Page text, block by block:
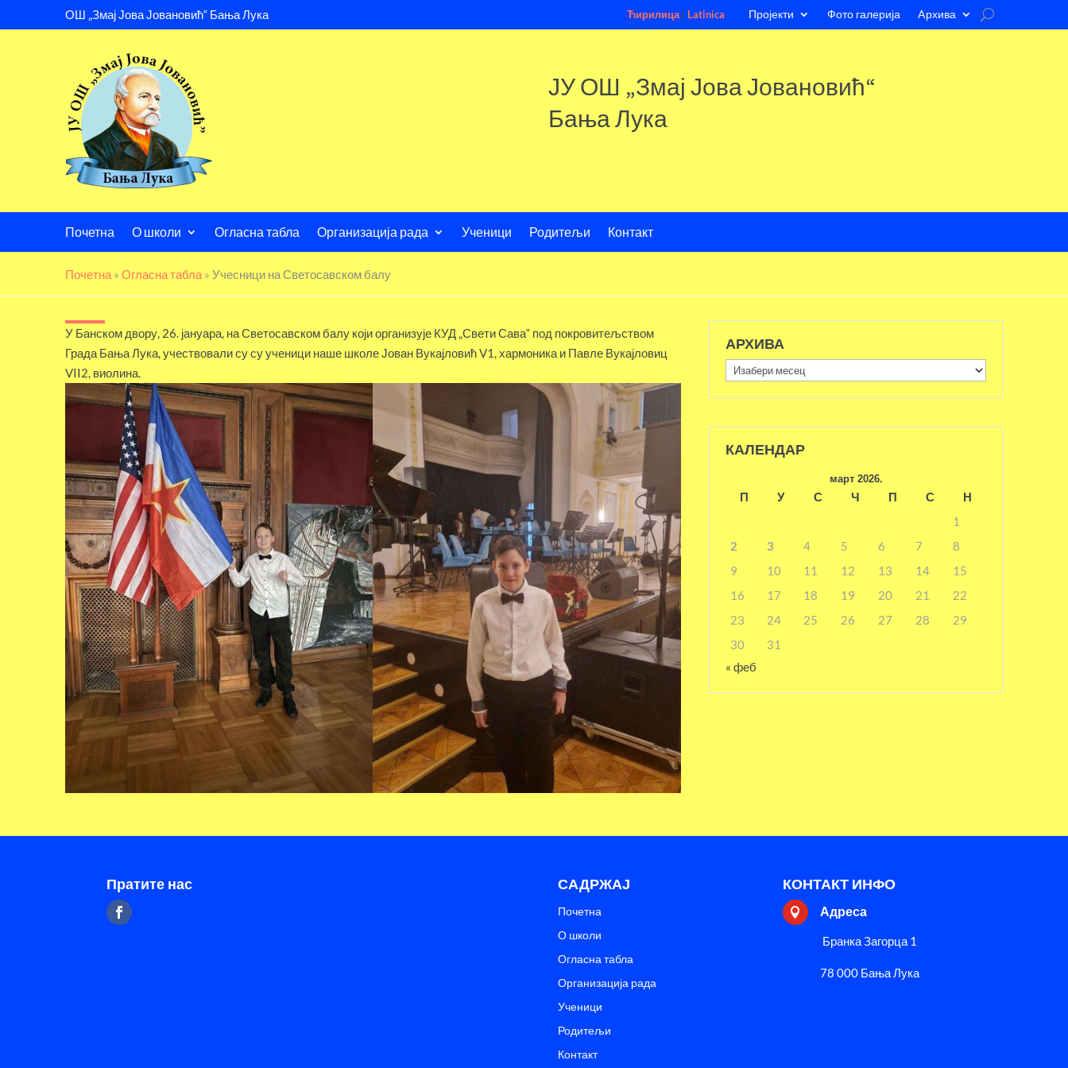
ОШ „Змај Јова Јовановић“ Бања Лука Пројекти Фото галерија Aрхива
Ћирилица| Latinica
ЈУ ОШ „Змај Јова Јовановић“
Бања Лука
Почетна О школи Огласна табла Организација рада Ученици Родитељи Контакт
Почетна » Огласна табла » Учесници на Светосавском балу
У Банском двору, 26. јануара, на Светосавском балу који организује КУД „Свети Сава“ под покровитељством
Града Бања Лука, учествовали су су ученици наше школе Јован Вукајловић V1, хармоника и Павле Вукајловиц
VII2, виолина.
АРХИВА
Архива
КАЛЕНДАР
март 2026.
П У С Ч П С
Н
1
2
3 4 5 6 7
8
9
10 11 12 13 14
15
16
17 18 19 20 21
22
23
24 25 26 27 28
29
30
31
« феб
Пратите нас САДРЖАЈ
Почетна
О школи
Огласна табла
Организација рада
Ученици
Родитељи
Контакт
КОНТАКТ ИНФО
 Адреса
Бранка Загорца 1
78 000 Бања Лука